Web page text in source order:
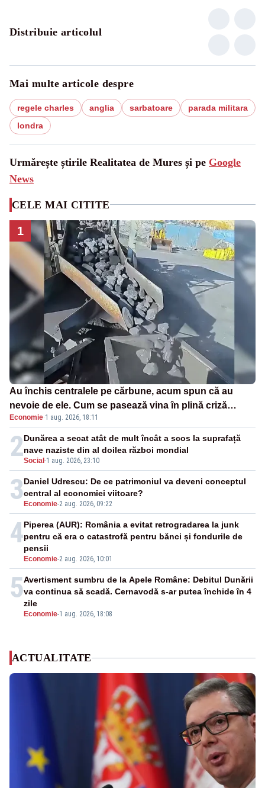
Distribuie articolul
Mai multe articole despre
regele charles anglia sarbatoare
parada militara
londra
Urmărește știrile Realitatea de Mures și pe Google
News
CELE MAI CITITE
1
Au închis centralele pe cărbune, acum spun că au
nevoie de ele. Cum se pasează vina în plină criză
energetică
Economie·1 aug. 2026, 18:11
2Social -1 aug. 2026, 23:10
Dunărea a secat atât de mult încât a scos la suprafață
nave naziste din al doilea război mondial
3 Economie-2 aug. 2026, 09:22
Daniel Udrescu: De ce patrimoniul va deveni conceptul
central al economiei viitoare?
4
Economie-2 aug. 2026, 10:01
Piperea (AUR): România a evitat retrogradarea la junk
pentru că era o catastrofă pentru bănci și fondurile de
pensii
5
Economie-1 aug. 2026, 18:08
Avertisment sumbru de la Apele Române: Debitul Dunării
va continua să scadă. Cernavodă s-ar putea închide în 4
zile
ACTUALITATE